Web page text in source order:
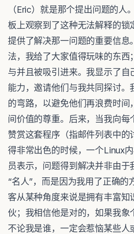
（Eric）就是那个提出问题的人
板上观察到了这种无法解释的锁
提供了解决那一问题的重要信息
法，我给了大家值得玩味的东西
与并且被吸引进来。我显示了自
能力，邀请他们与我共同探讨。
的弯路，以避免他们再浪费时间
间价值的尊重。后来，当我向每
赞赏这套程序（指邮件列表中
得非常出色的时候，一个Linux
员表示，问题得到解决并非由于
“名人”，而是因为我用了正确的
客从某种角度来说是拥有丰富知
伙；我相信他是对的，如果我象
不论我是谁，一定会惹恼某些人